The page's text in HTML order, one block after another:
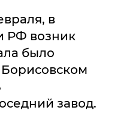
в
РФ возник
было
завод.